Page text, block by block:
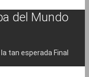
del Mundo
tan esperada Final